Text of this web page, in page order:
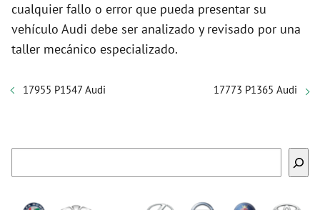
cualquier fallo o error que pueda presentar su
vehículo Audi debe ser analizado y revisado por una
taller mecánico especializado.
17955 P1547 Audi 17773 P1365 Audi